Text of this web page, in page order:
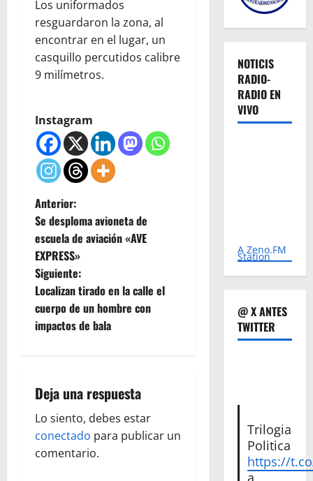
Los uniformados
resguardaron la zona, al
encontrar en el lugar, un
casquillo percutidos calibre
9 milímetros.
Instagram
N
a
v
e
g
c
i
ó
Anterior:
Se desploma avioneta de
escuela de aviación «AVE
EXPRESS»
Siguiente:
Localizan tirado en la calle el
cuerpo de un hombre con
impactos de bala
Deja una respuesta
Lo siento, debes estar
conectado para publicar un
comentario.
NOTICIS
RADIO-
RADIO EN
VIVO
A Zeno.FM
Station
@ X ANTES
TWITTER
Trilogia
Politica
https://